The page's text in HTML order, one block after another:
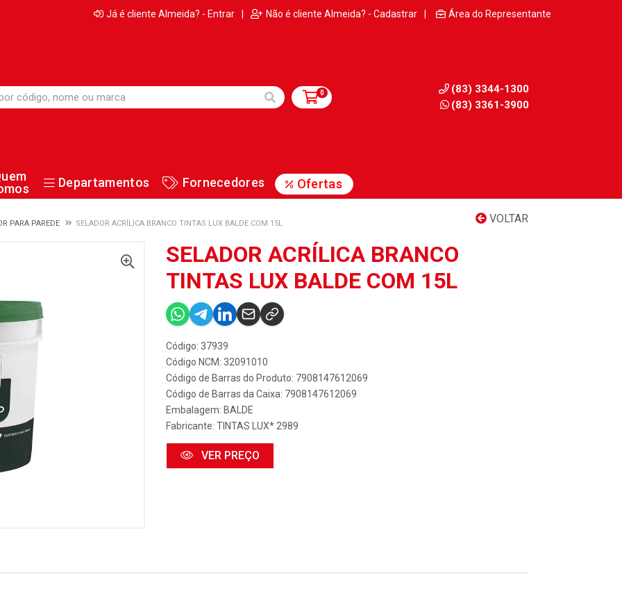
Já é cliente Almeida? - Entrar | Não é cliente Almeida? - Cadastrar | Área do Representante
0
(83) 3344-1300
(83) 3361-3900
Departamentos Fornecedores Ofertas
VOLTAR
PARA PAREDE SELADOR ACRÍLICA BRANCO TINTAS LUX BALDE COM 15L
SELADOR ACRÍLICA BRANCO
TINTAS LUX BALDE COM 15L
Código: 37939
Código NCM: 32091010
Código de Barras do Produto: 7908147612069
Código de Barras da Caixa: 7908147612069
Embalagem: BALDE
Fabricante: TINTAS LUX* 2989
VER PREÇO